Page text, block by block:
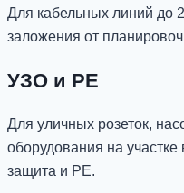
Для кабельных линий до
заложения от
УЗО и PE
Для уличных розеток,
оборудования на
защита и PE.